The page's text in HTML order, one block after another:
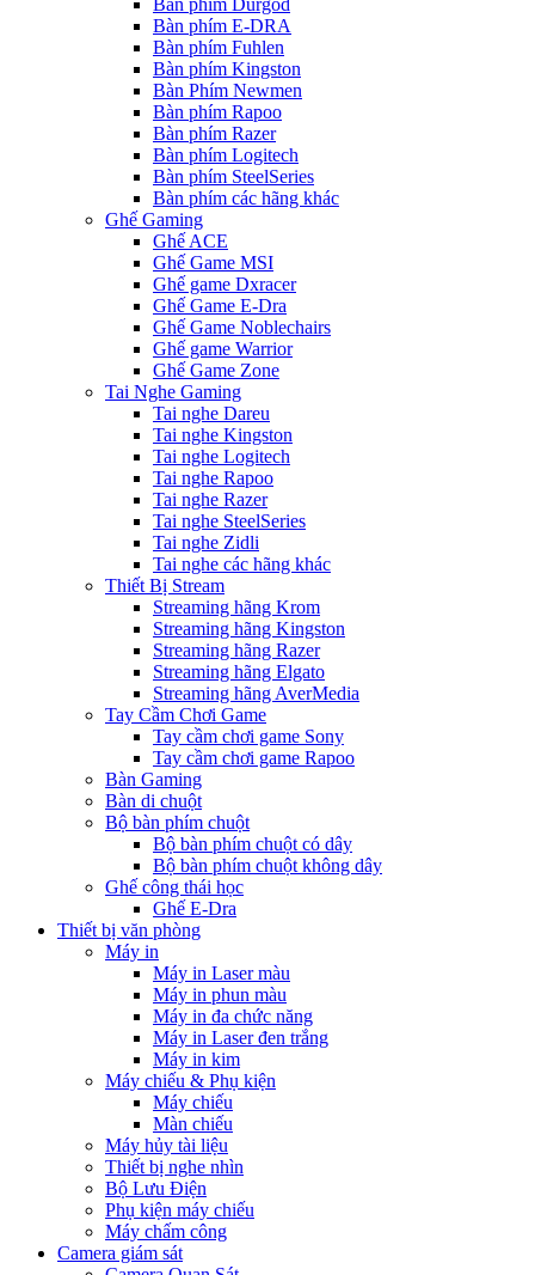
Bàn phím Durgod
Bàn phím E-DRA
Bàn phím Fuhlen
Bàn phím Kingston
Bàn Phím Newmen
Bàn phím Rapoo
Bàn phím Razer
Bàn phím Logitech
Bàn phím SteelSeries
Bàn phím các hãng khác
Ghế Gaming
Ghế ACE
Ghế Game MSI
Ghế game Dxracer
Ghế Game E-Dra
Ghế Game Noblechairs
Ghế game Warrior
Ghế Game Zone
Tai Nghe Gaming
Tai nghe Dareu
Tai nghe Kingston
Tai nghe Logitech
Tai nghe Rapoo
Tai nghe Razer
Tai nghe SteelSeries
Tai nghe Zidli
Tai nghe các hãng khác
Thiết Bị Stream
Streaming hãng Krom
Streaming hãng Kingston
Streaming hãng Razer
Streaming hãng Elgato
Streaming hãng AverMedia
Tay Cầm Chơi Game
Tay cầm chơi game Sony
Tay cầm chơi game Rapoo
Bàn Gaming
Bàn di chuột
Bộ bàn phím chuột
Bộ bàn phím chuột có dây
Bộ bàn phím chuột không dây
Ghế công thái học
Ghế E-Dra
Thiết bị văn phòng
Máy in
Máy in Laser màu
Máy in phun màu
Máy in đa chức năng
Máy in Laser đen trắng
Máy in kim
Máy chiếu & Phụ kiện
Máy chiếu
Màn chiếu
Máy hủy tài liệu
Thiết bị nghe nhìn
Bộ Lưu Điện
Phụ kiện máy chiếu
Máy chấm công
Camera giám sát